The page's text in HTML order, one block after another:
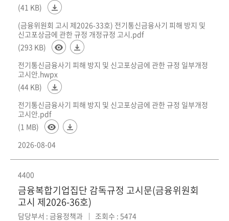
(41 KB)
(금융위원회 고시 제2026-33호) 전기통신금융사기 피해 방지 및
신고포상금에 관한 규정 개정규정 고시.pdf
(293 KB)
전기통신금융사기 피해 방지 및 신고포상금에 관한 규정 일부개정
고시안.hwpx
(44 KB)
전기통신금융사기 피해 방지 및 신고포상금에 관한 규정 일부개정
고시안.pdf
(1 MB)
2026-08-04
4400
금융복합기업집단 감독규정 고시문(금융위원회
고시 제2026-36호)
담당부서 : 금융정책과 조회수 : 5474